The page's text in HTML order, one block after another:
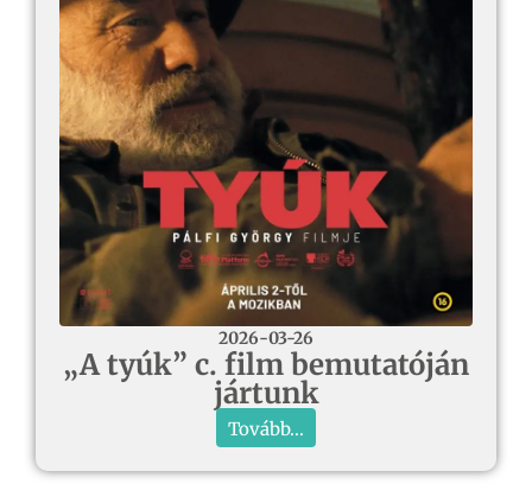
2026-03-26
„A tyúk” c. film bemutatóján
jártunk
Tovább...